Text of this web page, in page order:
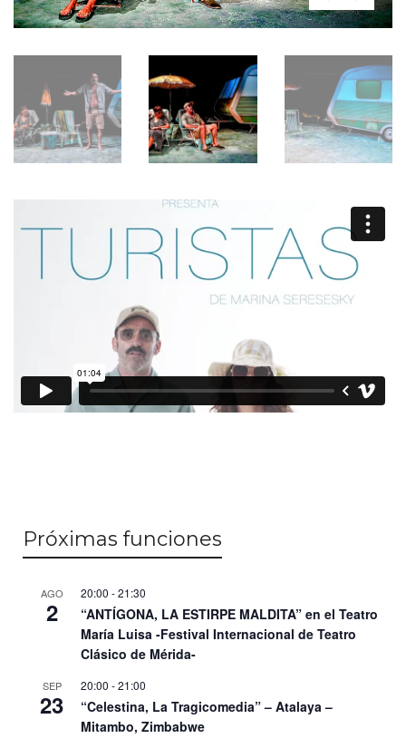
Próximas funciones
AGO
2
20:00 -21:30
“ANTÍGONA, LA ESTIRPE MALDITA” en el Teatro
María Luisa -Festival Internacional de Teatro
Clásico de Mérida-
SEP
23
20:00 -21:00
“Celestina, La Tragicomedia” – Atalaya –
Mitambo, Zimbabwe